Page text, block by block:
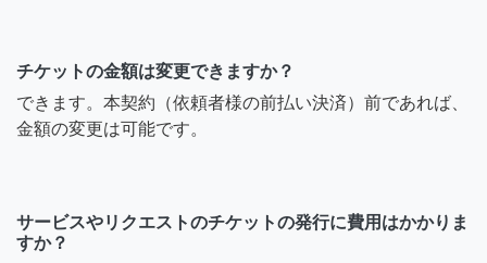
チケットの金額は変更できますか？
できます。本契約（依頼者様の前払い決済）前であれば、
金額の変更は可能です。
サービスやリクエストのチケットの発行に費用はかかりま
すか？